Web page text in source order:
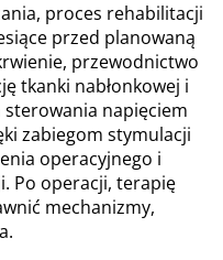
proces rehabilitacji
przed planowaną
przewodnictwo
tkanki nabłonkowej i
sterowania napięciem
zabiegom stymulacji
operacyjnego i
Po operacji, terapię
mechanizmy,